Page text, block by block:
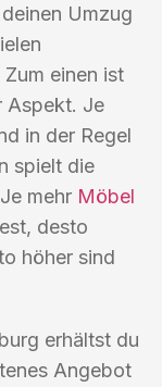
Umzug
einen ist
Aspekt. Je
in der Regel
spielt die
mehr Möbel
desto
höher sind
erhältst du
Angebot